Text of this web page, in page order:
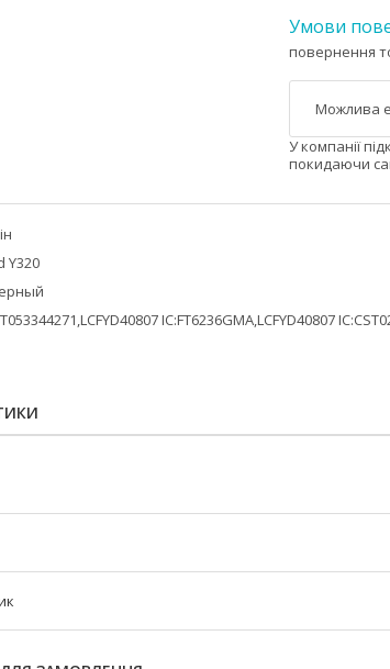
повернення
У компанії
покидаючи
Y320
IC:FT6236GMA,LCFYD40807